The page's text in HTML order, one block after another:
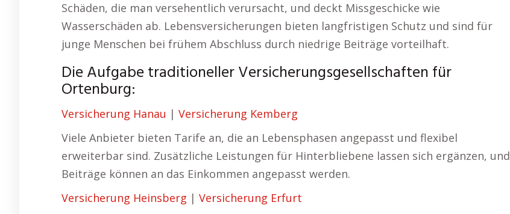
Schäden, die man versehentlich verursacht, und deckt Missgeschicke wie
Wasserschäden ab. Lebensversicherungen bieten langfristigen Schutz und sind für
junge Menschen bei frühem Abschluss durch niedrige Beiträge vorteilhaft.
Die Aufgabe traditioneller Versicherungsgesellschaften für
Ortenburg:
Versicherung Hanau | Versicherung Kemberg
Viele Anbieter bieten Tarife an, die an Lebensphasen angepasst und flexibel
erweiterbar sind. Zusätzliche Leistungen für Hinterbliebene lassen sich ergänzen, und
Beiträge können an das Einkommen angepasst werden.
Versicherung Heinsberg | Versicherung Erfurt